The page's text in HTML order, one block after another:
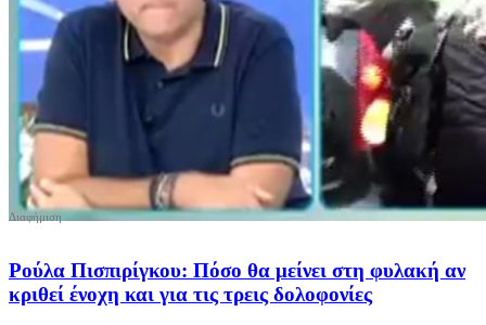
Ρούλα Πισπιρίγκου: Πόσο θα μείνει στη φυλακή αν
κριθεί ένοχη και για τις τρεις δολοφονίες